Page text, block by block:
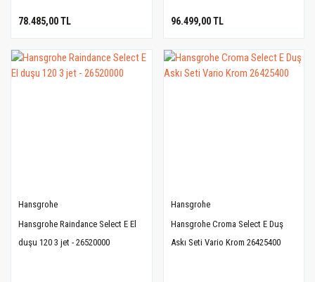
78.485,00 TL 96.499,00 TL
Hansgrohe
Hansgrohe Raindance Select E El
duşu 120 3 jet - 26520000
Hansgrohe
Hansgrohe Croma Select E Duş
Askı Seti Vario Krom 26425400